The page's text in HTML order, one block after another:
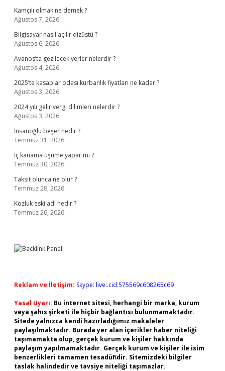
Kamçılı olmak ne demek ?
Ağustos 7, 2026
Bilgisayar nasıl açılır dizüstü ?
Ağustos 6, 2026
Avanos’ta gezilecek yerler nelerdir ?
Ağustos 4, 2026
2025’te kasaplar odası kurbanlık fiyatları ne kadar ?
Ağustos 3, 2026
2024 yılı gelir vergi dilimleri nelerdir ?
Ağustos 3, 2026
İnsanoğlu beşer nedir ?
Temmuz 31, 2026
İç kanama üşüme yapar mı ?
Temmuz 30, 2026
Taksit olunca ne olur ?
Temmuz 28, 2026
Kozluk eski adı nedir ?
Temmuz 26, 2026
Reklam ve İletişim: Skype: live:.cid.575569c608265c69
Yasal Uyarı: Bu internet sitesi, herhangi bir marka, kurum
veya şahıs şirketi ile hiçbir bağlantısı bulunmamaktadır.
Sitede yalnızca kendi hazırladığımız makaleler
paylaşılmaktadır. Burada yer alan içerikler haber niteliği
taşımamakta olup, gerçek kurum ve kişiler hakkında
paylaşım yapılmamaktadır. Gerçek kurum ve kişiler ile isim
benzerlikleri tamamen tesadüfidir. Sitemizdeki bilgiler
taslak halindedir ve tavsiye niteliği taşımazlar.